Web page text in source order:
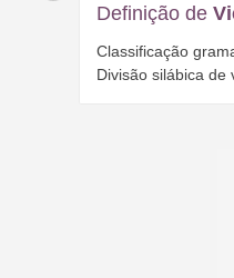
Definição de
Classificação
Divisão silábica de